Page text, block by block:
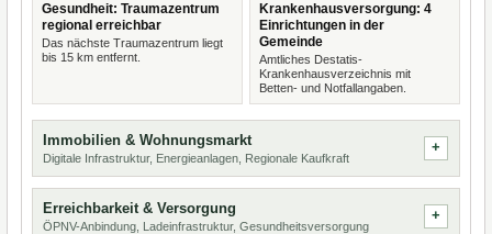
Gesundheit: Traumazentrum
regional erreichbar
Das nächste Traumazentrum liegt
bis 15 km entfernt.
Krankenhausversorgung: 4
Einrichtungen in der
Gemeinde
Amtliches Destatis-
Krankenhausverzeichnis mit
Betten- und Notfallangaben.
Immobilien & Wohnungsmarkt
Digitale Infrastruktur, Energieanlagen, Regionale Kaufkraft
Erreichbarkeit & Versorgung
ÖPNV-Anbindung, Ladeinfrastruktur, Gesundheitsversorgung